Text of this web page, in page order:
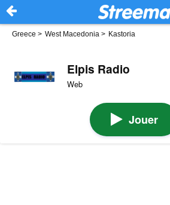
Greece > West Macedonia > Kastoria
Elpis Radio
Web
Jouer